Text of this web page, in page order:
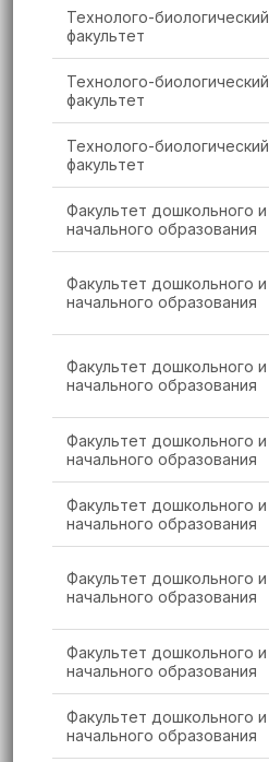
Технолого-биологический
факультет
Технолого-биологический
факультет
Технолого-биологический
факультет
Факультет дошкольного и
начального образования
Факультет дошкольного и
начального образования
Факультет дошкольного и
начального образования
Факультет дошкольного и
начального образования
Факультет дошкольного и
начального образования
Факультет дошкольного и
начального образования
Факультет дошкольного и
начального образования
Факультет дошкольного и
начального образования